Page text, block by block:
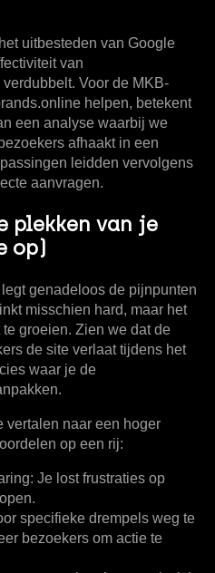
uitbesteden van Google
van
Voor de MKB-
helpen, betekent
een analyse waarbij we
afhaaktin een
leidden vervolgens
aanvragen.
plekken van je
op)
genadeloos de pijnpunten
misschien hard, maar het
groeien. Zien we dat de
de site verlaat tijdens het
waar je de
vertalen naar een hoger
op een rij:
Je lost frustraties op
specifieke drempels weg te
bezoekers om actie te